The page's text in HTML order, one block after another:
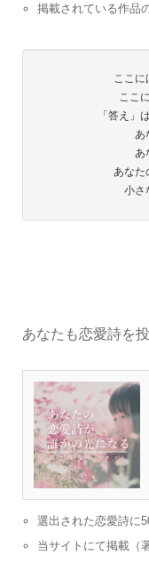
掲載されている作品
ここに
ここ
「答え」
あ
あ
あなた
小さ
あなたも恋愛詩を
選出された恋愛詩に
当サイトにて掲載（